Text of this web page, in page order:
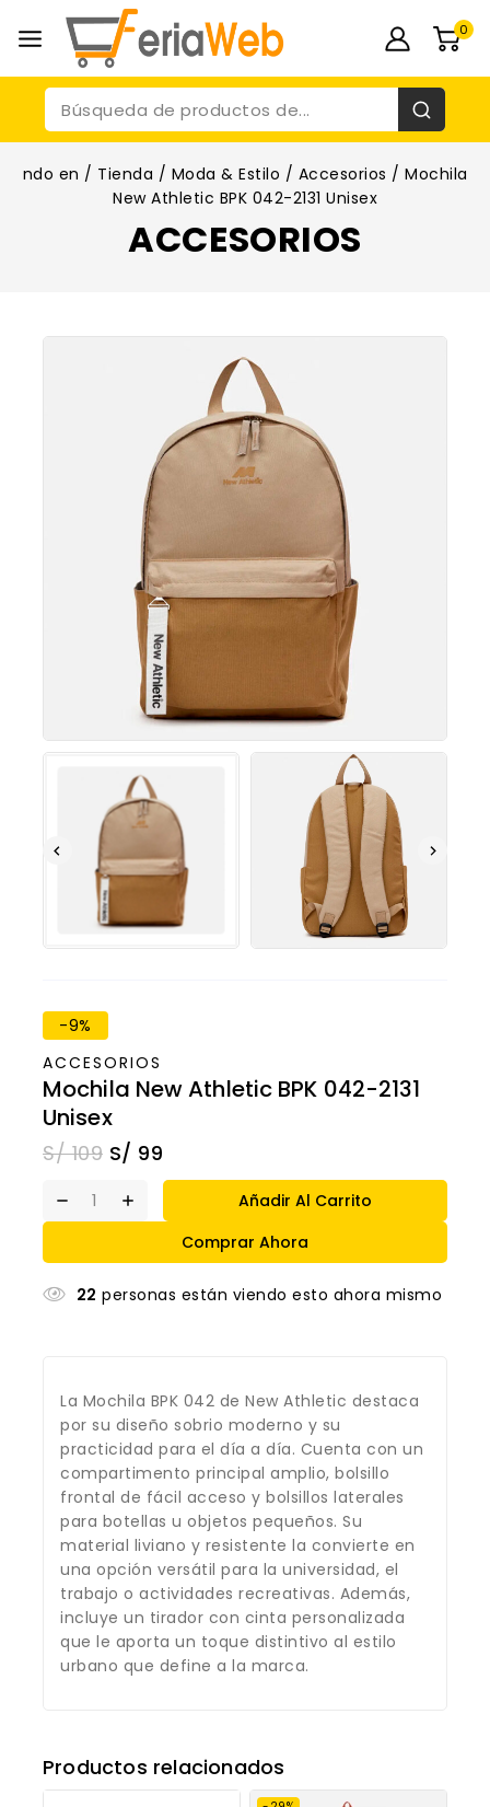
0
ndo en / Tienda / Moda & Estilo / Accesorios / Mochila
New Athletic BPK 042-2131 Unisex
ACCESORIOS
-9%
ACCESORIOS
Mochila New Athletic BPK 042-2131
Unisex
S/109 S/ 99
Añadir Al Carrito
Comprar Ahora
22 personas están viendo esto ahora mismo
La Mochila BPK 042 de New Athletic destaca
por su diseño sobrio moderno y su
practicidad para el día a día. Cuenta con un
compartimento principal amplio, bolsillo
frontal de fácil acceso y bolsillos laterales
para botellas u objetos pequeños. Su
material liviano y resistente la convierte en
una opción versátil para la universidad, el
trabajo o actividades recreativas. Además,
incluye un tirador con cinta personalizada
que le aporta un toque distintivo al estilo
urbano que define a la marca.
Productos relacionados